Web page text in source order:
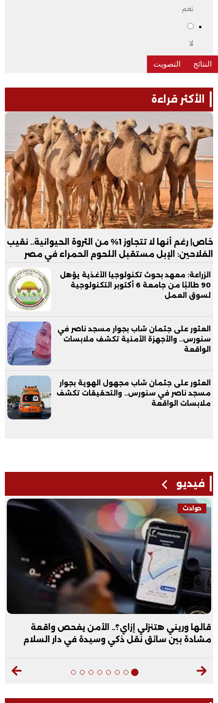
نعم
لا
الأكثر قراءة
خاص| رغم أنها لا تتجاوز 1% من الثروة الحيوانية.. نقيب
الفلاحين: الإبل مستقبل اللحوم الحمراء في مصر
الزراعة: معهد بحوث تكنولوجيا الأغذية يؤهل
90 طالبًا من جامعة 6 أكتوبر التكنولوجية
لسوق العمل
العثور على جثمان شاب بجوار مسجد ناصر في
سنورس.. والأجهزة الأمنية تكشف ملابسات
الواقعة
العثور على جثمان شاب مجهول الهوية بجوار
مسجد ناصر في سنورس.. والتحقيقات تكشف
ملابسات الواقعة
فيديو
يفحص واقعة
في دار السلام
فيديو
عبد الله الأول علمي علوم:
فيديو